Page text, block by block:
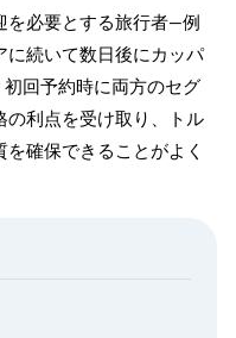
を必要とする旅行者—例
に続いて数日後にカッパ
回予約時に両方のセグ
の利点を受け取り、トル
確保できることがよく